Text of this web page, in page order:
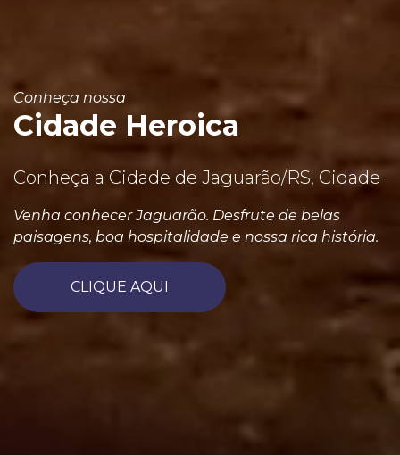
Conheça nossa
Cidade Heroica
Conheça a Cidade de Jaguarão/RS, Cidade
Venha conhecer Jaguarão. Desfrute de belas
paisagens, boa hospitalidade e nossa rica história.
CLIQUE AQUI